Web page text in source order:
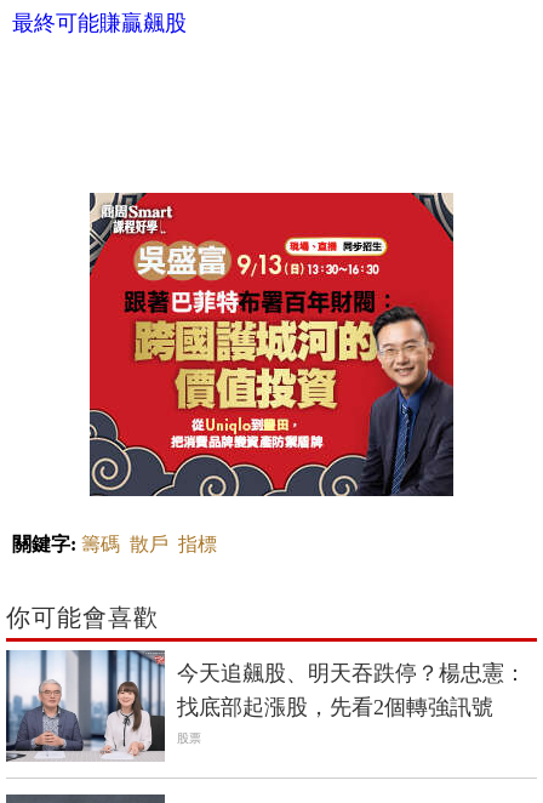
最終可能賺贏飆股
關鍵字: 籌碼 散戶 指標
你可能會喜歡
今天追飆股、明天吞跌停？楊忠憲：
找底部起漲股，先看2個轉強訊號
股票